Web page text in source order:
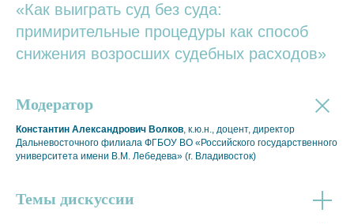
«Как выиграть суд без суда:
примирительные процедуры как способ
снижения возросших судебных расходов»
Модератор
Константин Александрович Волков, к.ю.н., доцент, директор
Дальневосточного филиала ФГБОУ ВО «Российского государственного
университета имени В.М. Лебедева» (г. Владивосток)
Темы дискуссии